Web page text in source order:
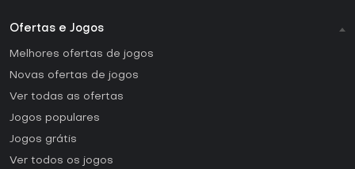
Ofertas e Jogos
Melhores ofertas de jogos
Novas ofertas de jogos
Ver todas as ofertas
Jogos populares
Jogos grátis
Ver todos os jogos